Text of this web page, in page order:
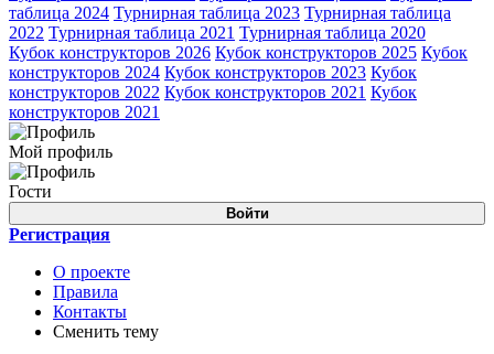
таблица 2024 Турнирная таблица 2023 Турнирная таблица
2022 Турнирная таблица 2021 Турнирная таблица 2020
Кубок конструкторов 2026 Кубок конструкторов 2025 Кубок
конструкторов 2024 Кубок конструкторов 2023 Кубок
конструкторов 2022 Кубок конструкторов 2021 Кубок
конструкторов 2021
Мой профиль
Гости
Войти
Регистрация
О проекте
Правила
Контакты
Сменить тему